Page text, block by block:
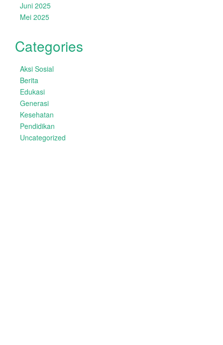
Juni 2025
Mei 2025
Categories
Aksi Sosial
Berita
Edukasi
Generasi
Kesehatan
Pendidikan
Uncategorized